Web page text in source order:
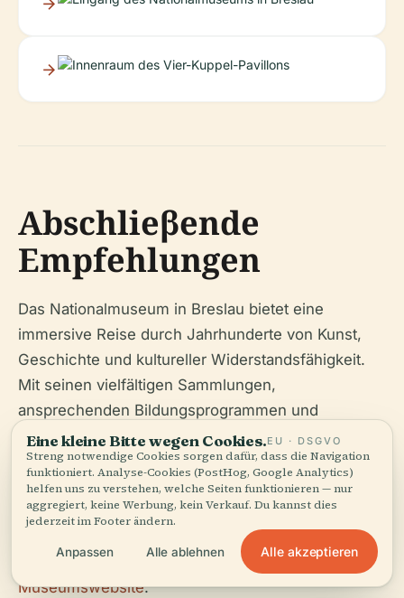
Abschlieβende
Empfehlungen
Das Nationalmuseum in Breslau bietet eine
immersive Reise durch Jahrhunderte von Kunst,
Geschichte und kultureller Widerstandsfähigkeit.
Mit seinen vielfältigen Sammlungen,
ansprechenden Bildungsprogrammen und
praktischen Besuchereinrichtungen ist es ein Muss
für jeden, der Breslau oder das polnische
Kulturerbe erkundet. Für die aktuellsten
Informationen zu Öffnungszeiten, Eintrittskarten,
Ausstellungen und Sonderveranstaltungen
konsultieren Sie bitte immer die offizielle
Museumswebsite.
Eine kleine Bitte wegen Cookies.EU · DSGVO
Streng notwendige Cookies sorgen dafür, dass die Navigation
funktioniert. Analyse-Cookies (PostHog, Google Analytics)
helfen uns zu verstehen, welche Seiten funktionieren — nur
aggregiert, keine Werbung, kein Verkauf. Du kannst dies
jederzeit im Footer ändern.
Anpassen Alle ablehnen Alle akzeptieren